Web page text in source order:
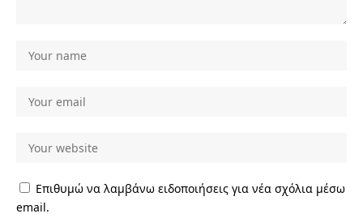
Επιθυμώ να λαμβάνω ειδοποιήσεις για νέα σχόλια μέσω
email.